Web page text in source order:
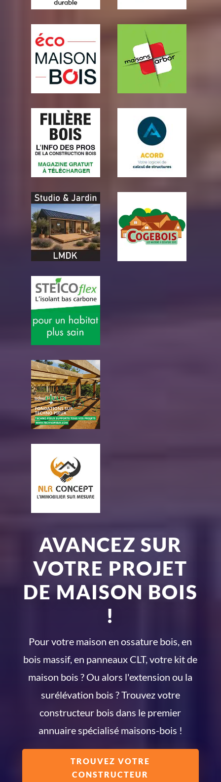
AVANCEZ SUR
VOTRE PROJET
DE MAISON BOIS
!
Pour votre maison en ossature bois, en
bois massif, en panneaux CLT, votre kit de
maison bois ? Ou alors l'extension ou la
surélévation bois ? Trouvez votre
constructeur bois dans le premier
annuaire spécialisé maisons-bois !
TROUVEZ VOTRE
CONSTRUCTEUR